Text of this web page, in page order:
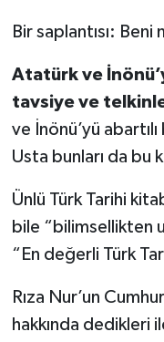
Bir saplantısı:
Atatürk ve
tavsiye ve
ve İnönü’yü
Usta bunları da bu
Ünlü Türk Tarihi
bile “bilimsellikten
“En değerli Türk
Rıza Nur’un
hakkında dedikleri